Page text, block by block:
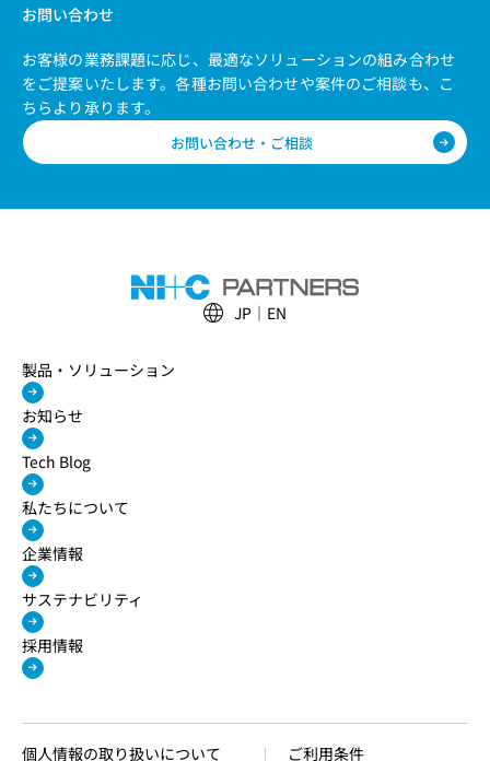
お問い合わせ
お客様の業務課題に応じ、最適なソリューションの組み合わせ
をご提案いたします。各種お問い合わせや案件のご相談も、こ
ちらより承ります。
お問い合わせ・ご相談
JP EN
製品・ソリューション
お知らせ
Tech Blog
私たちについて
企業情報
サステナビリティ
採用情報
個人情報の取り扱いについて ご利用条件